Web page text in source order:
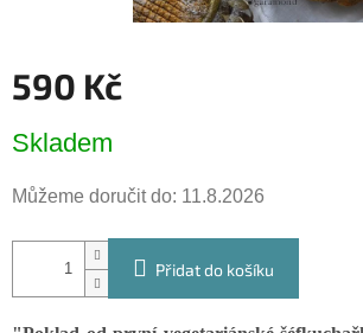
590 Kč
cena:
Skladem
Můžeme doručit do: 11.8.2026
Přidat do košíku